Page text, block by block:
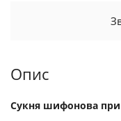
Опис
Сукня шифонова